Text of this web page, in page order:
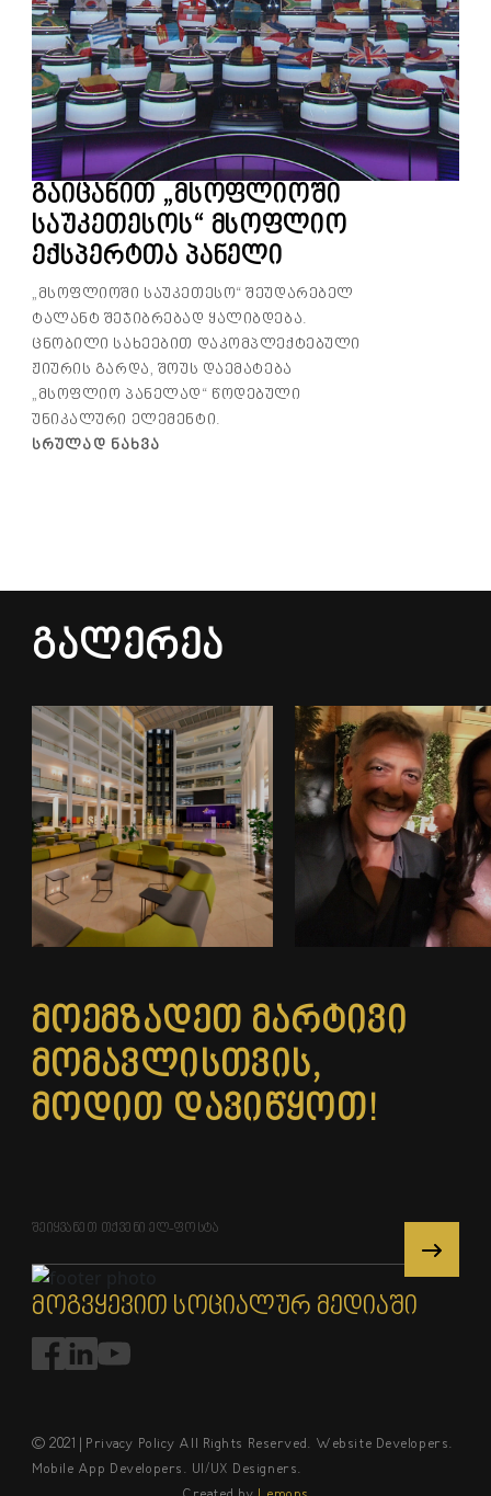
გაიცანით „მსოფლიოში
საუკეთესოს“ მსოფლიო
ექსპერტთა პანელი
„მსოფლიოში საუკეთესო“ შეუდარებელ
ტალანტ შეჯიბრებად ყალიბდება.
ცნობილი სახეებით დაკომპლექტებული
ჟიურის გარდა, შოუს დაემატება
„მსოფლიო პანელად“ წოდებული
უნიკალური ელემენტი.
Სრულად Ნახვა
Გალერეა
მოგვყევით სოციალურ მედიაში
მოემზადეთ მარტივი
მომავლისთვის,
მოდით დავიწყოთ!
© 2021 | Privacy Policy All Rights Reserved. Website Developers.
Mobile App Developers. UI/UX Designers.